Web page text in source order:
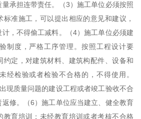
承担连带责任。（3）施工单位必须按照
准施工，可以提出相应的意见和建议，
，不得偷工减料。（4）施工单位必须建
制度，严格工序管理。按照工程设计要
约定，对建筑材料、建筑构配件、设备和
经检验或者检验不合格的，不得使用。
现质量问题的建设工程或者竣工验收不合
修。（6）施工单位应当建立、健全教育
教育培训；未经教育培训或者考核不合格